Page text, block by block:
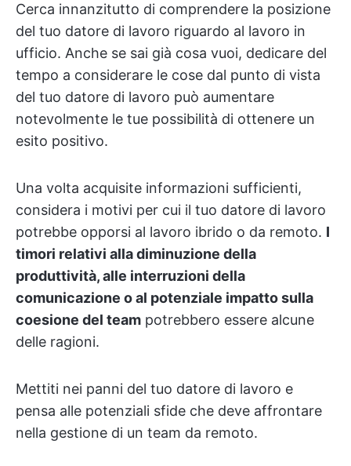
Cerca innanzitutto di comprendere la posizione
del tuo datore di lavoro riguardo al lavoro in
ufficio. Anche se sai già cosa vuoi, dedicare del
tempo a considerare le cose dal punto di vista
del tuo datore di lavoro può aumentare
notevolmente le tue possibilità di ottenere un
esito positivo.
Una volta acquisite informazioni sufficienti,
considera i motivi per cui il tuo datore di lavoro
potrebbe opporsi al lavoro ibrido o da remoto. I
timori relativi alla diminuzione della
produttività, alle interruzioni della
comunicazione o al potenziale impatto sulla
coesione del team potrebbero essere alcune
delle ragioni.
Mettiti nei panni del tuo datore di lavoro e
pensa alle potenziali sfide che deve affrontare
nella gestione di un team da remoto.